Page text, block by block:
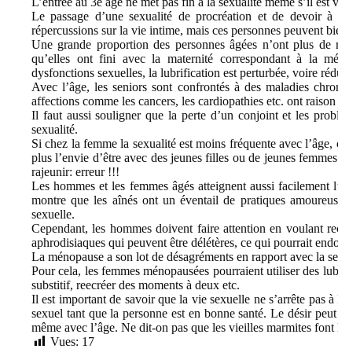
Le passage d’une sexualité de procréation et de devoir
répercussions sur la vie intime, mais ces personnes peuvent
Une grande proportion des personnes âgées n’ont plus
qu’elles ont fini avec la maternité correspondant à la
dysfonctions sexuelles, la lubrification est perturbée, voire
Avec l’âge, les seniors sont confrontés à des maladies
affections comme les cancers, les cardiopathies etc. ont
Il faut aussi souligner que la perte d’un conjoint et les
sexualité.
Si chez la femme la sexualité est moins fréquente avec
plus l’envie d’être avec des jeunes filles ou de jeunes
rajeunir: erreur !!!
Les hommes et les femmes âgés atteignent aussi
montre que les aînés ont un éventail de pratiques
sexuelle.
Cependant, les hommes doivent faire attention en voulant
aphrodisiaques qui peuvent être délétères, ce qui pourrait
La ménopause a son lot de désagréments en rapport avec la
Pour cela, les femmes ménopausées pourraient utiliser des
substitif, reecréer des moments à deux etc.
Il est important de savoir que la vie sexuelle ne s’arrête pas
sexuel tant que la personne est en bonne santé. Le désir
même avec l’âge. Ne dit-on pas que les vieilles marmites font
Vues: 17